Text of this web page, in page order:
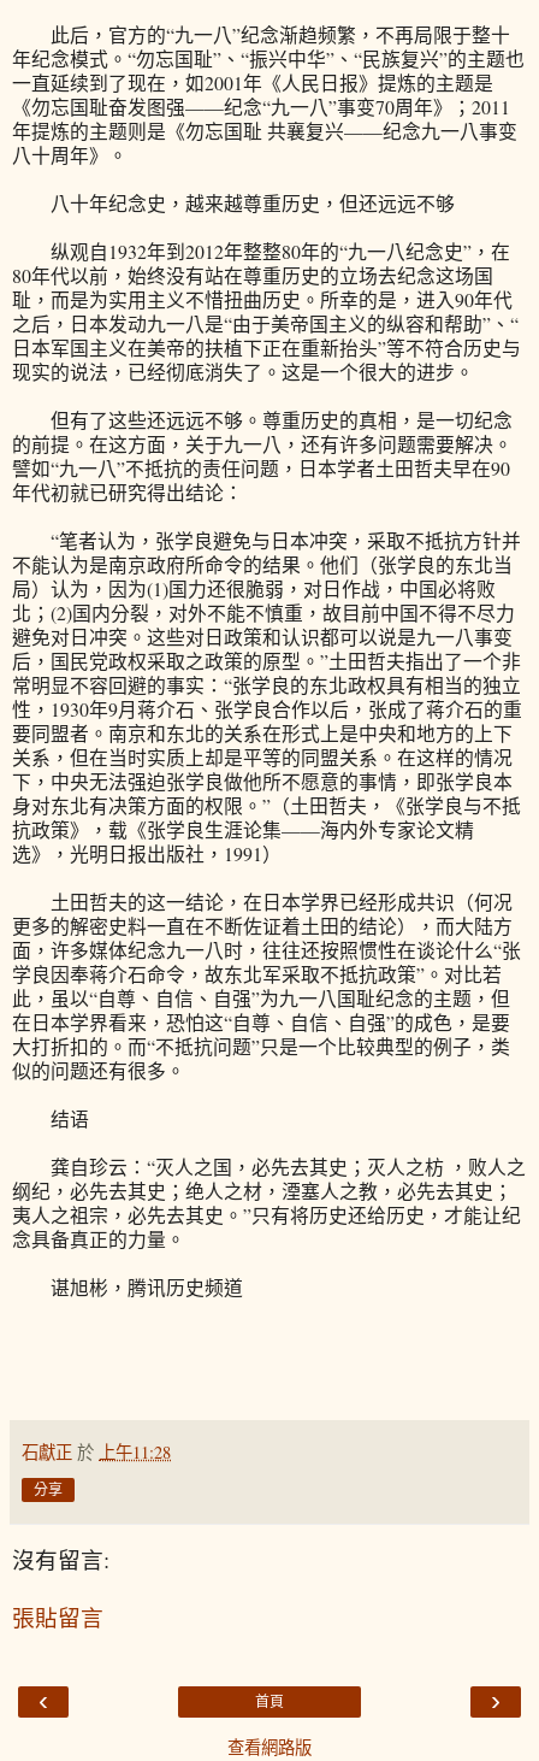
此后，官方的“九一八”纪念渐趋频繁，不再局限于整十
年纪念模式。“勿忘国耻”、“振兴中华”、“民族复兴”的主题也
一直延续到了现在，如2001年《人民日报》提炼的主题是
《勿忘国耻奋发图强——纪念“九一八”事变70周年》；2011
年提炼的主题则是《勿忘国耻 共襄复兴——纪念九一八事变
八十周年》。
八十年纪念史，越来越尊重历史，但还远远不够
纵观自1932年到2012年整整80年的“九一八纪念史”，在
80年代以前，始终没有站在尊重历史的立场去纪念这场国
耻，而是为实用主义不惜扭曲历史。所幸的是，进入90年代
之后，日本发动九一八是“由于美帝国主义的纵容和帮助”、“
日本军国主义在美帝的扶植下正在重新抬头”等不符合历史与
现实的说法，已经彻底消失了。这是一个很大的进步。
但有了这些还远远不够。尊重历史的真相，是一切纪念
的前提。在这方面，关于九一八，还有许多问题需要解决。
譬如“九一八”不抵抗的责任问题，日本学者土田哲夫早在90
年代初就已研究得出结论：
“笔者认为，张学良避免与日本冲突，采取不抵抗方针并
不能认为是南京政府所命令的结果。他们（张学良的东北当
局）认为，因为(1)国力还很脆弱，对日作战，中国必将败
北；(2)国内分裂，对外不能不慎重，故目前中国不得不尽力
避免对日冲突。这些对日政策和认识都可以说是九一八事变
后，国民党政权采取之政策的原型。”土田哲夫指出了一个非
常明显不容回避的事实：“张学良的东北政权具有相当的独立
性，1930年9月蒋介石、张学良合作以后，张成了蒋介石的重
要同盟者。南京和东北的关系在形式上是中央和地方的上下
关系，但在当时实质上却是平等的同盟关系。在这样的情况
下，中央无法强迫张学良做他所不愿意的事情，即张学良本
身对东北有决策方面的权限。”（土田哲夫，《张学良与不抵
抗政策》，载《张学良生涯论集——海内外专家论文精
选》，光明日报出版社，1991）
土田哲夫的这一结论，在日本学界已经形成共识（何况
更多的解密史料一直在不断佐证着土田的结论），而大陆方
面，许多媒体纪念九一八时，往往还按照惯性在谈论什么“张
学良因奉蒋介石命令，故东北军采取不抵抗政策”。对比若
此，虽以“自尊、自信、自强”为九一八国耻纪念的主题，但
在日本学界看来，恐怕这“自尊、自信、自强”的成色，是要
大打折扣的。而“不抵抗问题”只是一个比较典型的例子，类
似的问题还有很多。
结语
龚自珍云：“灭人之国，必先去其史；灭人之枋 ，败人之
纲纪，必先去其史；绝人之材，湮塞人之教，必先去其史；
夷人之祖宗，必先去其史。”只有将历史还给历史，才能让纪
念具备真正的力量。
谌旭彬，腾讯历史频道
石獻正 於 上午11:28
分享
沒有留言:
張貼留言
‹ ›
首頁
查看網路版